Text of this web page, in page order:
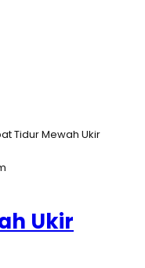
Tidur Mewah Ukir
Ukir